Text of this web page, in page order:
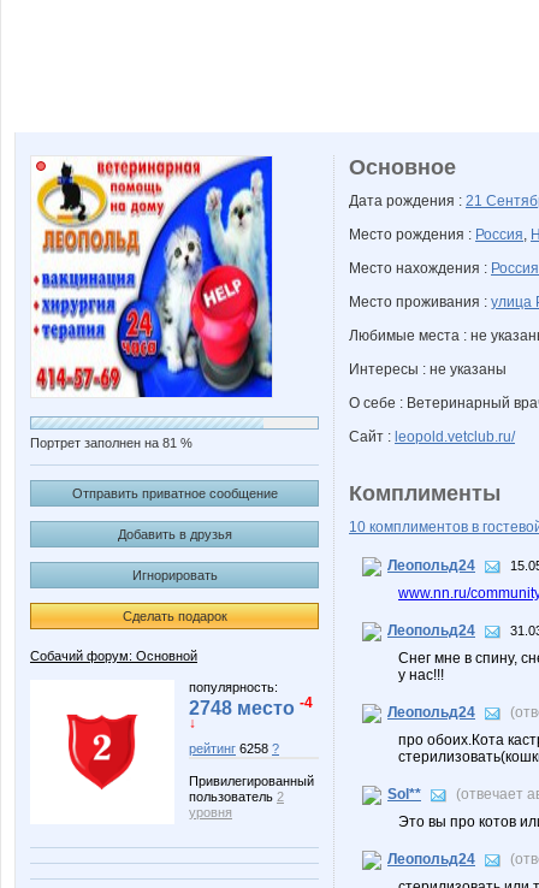
Портрет заполнен на 81 %
Отправить приватное сообщение
Добавить в друзья
Игнорировать
Сделать подарок
Собачий форум: Основной
популярность:
2748 место -4
↓
рейтинг 6258 ?
Привилегированный
пользователь 2
уровня
Основное
Дата рождения : 21
Место рождения : Россия,
Место нахождения : Россия
Место проживания : улица
Любимые места : не
Интересы : не указаны
О себе : Ветеринарный
Сайт : leopold.vetclub.ru/
Комплименты
10 комплиментов в
Леопольд24
www.nn.ru/
Леопольд24
Снег мне в спину,
у нас!!!
Леопольд24
про обоих.Кота
Sol**
(отвечает
Это вы про котов
Леопольд24